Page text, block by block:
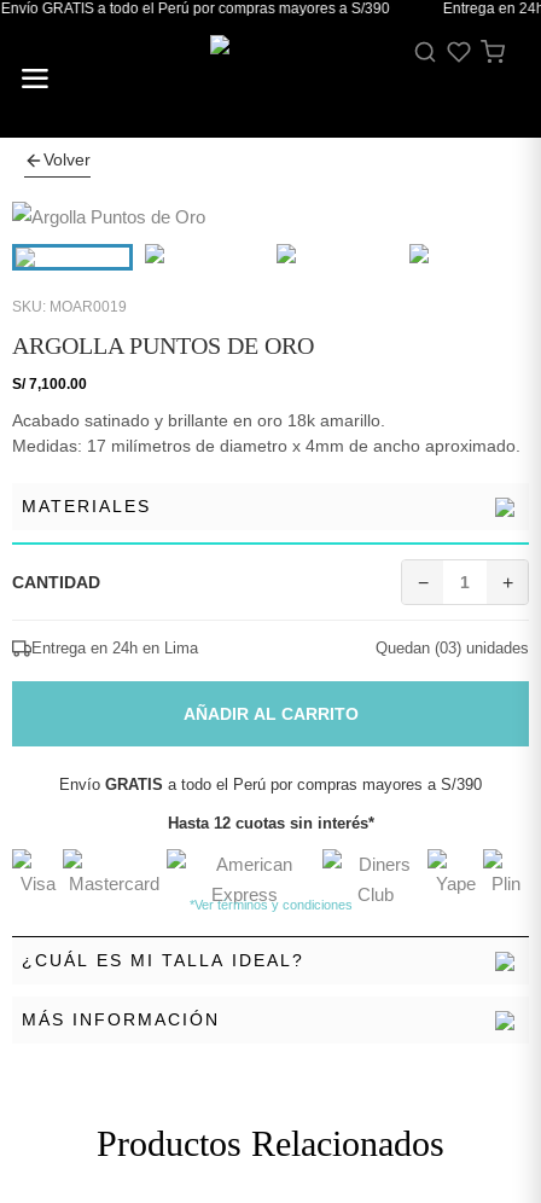
GRATIS a todo el Perú por compras mayores a S/390 Entrega en
Volver
SKU: MOAR0019
ARGOLLA PUNTOS DE ORO
S/7,100.00
Acabado satinado y brillante en oro 18k amarillo.
Medidas: 17 milímetros de diametro x 4mm de ancho aproximado.
MATERIALES
CANTIDAD − 1 +
Entrega en 24h en Lima Quedan (03) unidades
AÑADIR AL CARRITO
Envío GRATIS a todo el Perú por compras mayores a S/390
Hasta 12 cuotas sin interés*
*Ver términos y condiciones
¿CUÁL ES MI TALLA IDEAL?
MÁS INFORMACIÓN
Productos Relacionados